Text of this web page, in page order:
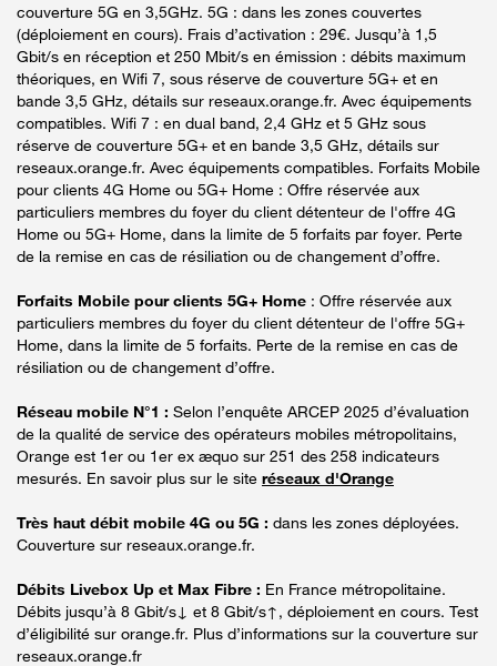
couverture 5G en 3,5GHz. 5G : dans les zones couvertes
(déploiement en cours). Frais d’activation : 29€. Jusqu’à 1,5
Gbit/s en réception et 250 Mbit/s en émission : débits maximum
théoriques, en Wifi 7, sous réserve de couverture 5G+ et en
bande 3,5 GHz, détails sur reseaux.orange.fr. Avec équipements
compatibles. Wifi 7 : en dual band, 2,4 GHz et 5 GHz sous
réserve de couverture 5G+ et en bande 3,5 GHz, détails sur
reseaux.orange.fr. Avec équipements compatibles. Forfaits Mobile
pour clients 4G Home ou 5G+ Home : Offre réservée aux
particuliers membres du foyer du client détenteur de l'offre 4G
Home ou 5G+ Home, dans la limite de 5 forfaits par foyer. Perte
de la remise en cas de résiliation ou de changement d’offre.
Forfaits Mobile pour clients 5G+ Home : Offre réservée aux
particuliers membres du foyer du client détenteur de l'offre 5G+
Home, dans la limite de 5 forfaits. Perte de la remise en cas de
résiliation ou de changement d’offre.
Réseau mobile N°1 : Selon l’enquête ARCEP 2025 d’évaluation
de la qualité de service des opérateurs mobiles métropolitains,
Orange est 1er ou 1er ex æquo sur 251 des 258 indicateurs
mesurés. En savoir plus sur le site réseaux d'Orange
Très haut débit mobile 4G ou 5G : dans les zones déployées.
Couverture sur reseaux.orange.fr.
Débits Livebox Up et Max Fibre : En France métropolitaine.
Débits jusqu’à 8 Gbit/s↓ et 8 Gbit/s↑, déploiement en cours. Test
d’éligibilité sur orange.fr. Plus d’informations sur la couverture sur
reseaux.orange.fr